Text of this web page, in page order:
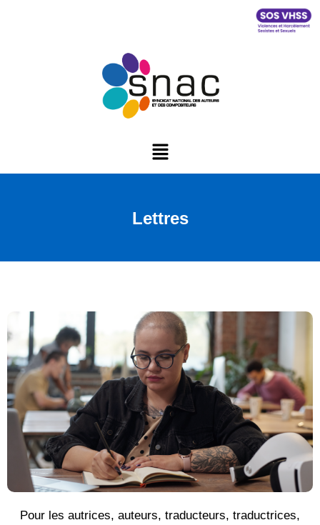
Lettres
Pour les autrices, auteurs, traducteurs, traductrices,